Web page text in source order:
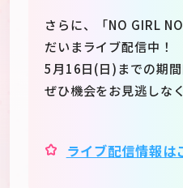
JP
さらに、「NO GIRL
だいまライブ配信中！
5月16日(日)までの期間
ぜひ機会をお見逃しな
ライブ配信情報は